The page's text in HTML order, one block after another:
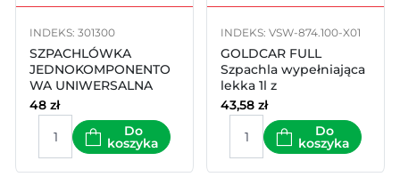
INDEKS: 301300
SZPACHLÓWKA
JEDNOKOMPONENTO
WA UNIWERSALNA
Sikkens Kombi Filler
200g
48 zł
Do
koszyka
INDEKS: VSW-874.100-X01
GOLDCAR FULL
Szpachla wypełniająca
lekka 1l z
utwardzaczem
43,58 zł
Do
koszyka